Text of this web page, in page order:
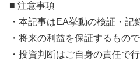
■ 注意事項
・本記事はEA挙動の検証・記
・将来の利益を保証するもの
・投資判断はご自身の責任で